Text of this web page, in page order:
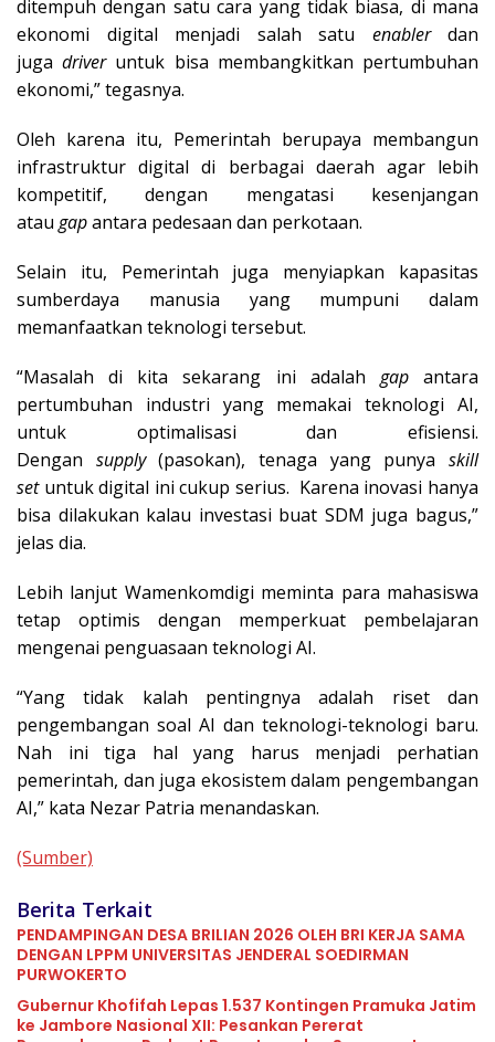
ditempuh dengan satu cara yang tidak biasa, di mana
ekonomi digital menjadi salah satu enablerdan
jugadriveruntuk bisa membangkitkan pertumbuhan
ekonomi,” tegasnya.
Oleh karena itu, Pemerintah berupaya membangun
infrastruktur digital di berbagai daerah agar lebih
kompetitif, dengan mengatasi kesenjangan
atau gapantara pedesaan dan perkotaan.
Selain itu, Pemerintah juga menyiapkan kapasitas
sumberdaya manusia yang mumpuni dalam
memanfaatkan teknologi tersebut.
“Masalah di kita sekarang ini adalah gapantara
pertumbuhan industri yang memakai teknologi AI,
untuk optimalisasi dan efisiensi.
Dengan supply(pasokan), tenaga yang punyaskill
setuntuk digital ini cukup serius. Karena inovasi hanya
bisa dilakukan kalau investasi buat SDM juga bagus,”
jelas dia.
Lebih lanjut Wamenkomdigi meminta para mahasiswa
tetap optimis dengan memperkuat pembelajaran
mengenai penguasaan teknologi AI.
“Yang tidak kalah pentingnya adalah riset dan
pengembangan soal AI dan teknologi-teknologi baru.
Nah ini tiga hal yang harus menjadi perhatian
pemerintah, dan juga ekosistem dalam pengembangan
AI,” kata Nezar Patria menandaskan.
(Sumber)
Berita Terkait
PENDAMPINGAN DESA BRILIAN 2026 OLEH BRI KERJA SAMA
DENGAN LPPM UNIVERSITAS JENDERAL SOEDIRMAN
PURWOKERTO
Gubernur Khofifah Lepas 1.537 Kontingen Pramuka Jatim
ke Jambore Nasional XII: Pesankan Pererat